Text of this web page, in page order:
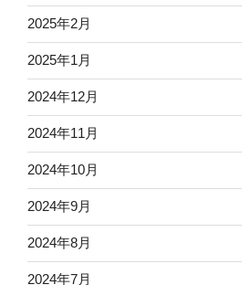
2025年2月
2025年1月
2024年12月
2024年11月
2024年10月
2024年9月
2024年8月
2024年7月